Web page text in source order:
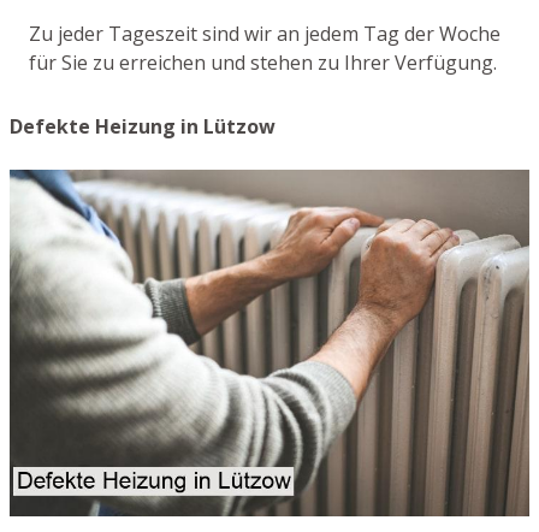
Zu jeder Tageszeit sind wir an jedem Tag der Woche
für Sie zu erreichen und stehen zu Ihrer Verfügung.
Defekte Heizung in Lützow